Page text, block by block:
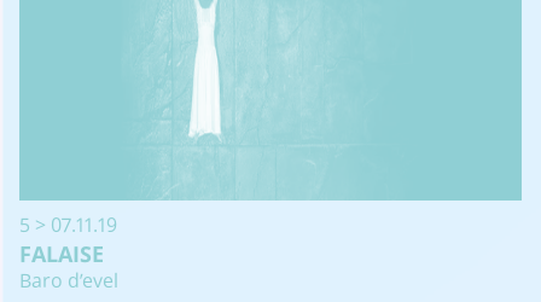
5 > 07.11.19
FALAISE
Baro d’evel